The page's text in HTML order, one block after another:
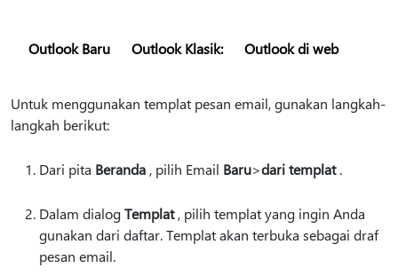
Outlook Baru Outlook Klasik: Outlook di web
Untuk menggunakan templat pesan email, gunakan langkah-
langkah berikut:
Dari pita Beranda , pilih Email Baru>dari templat.
Dalam dialogTemplat, pilih templat yang ingin Anda
gunakan dari daftar. Templat akan terbuka sebagai draf
pesan email.